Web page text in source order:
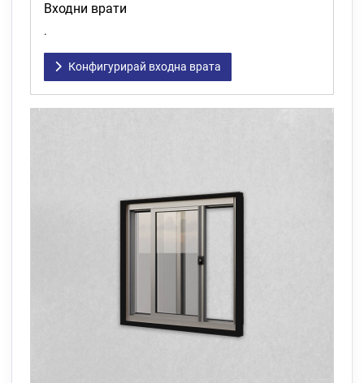
Входни врати
.
Конфигурирай входна врата